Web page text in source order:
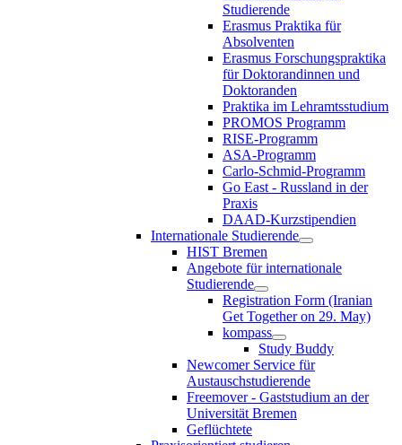
Studierende
Erasmus Praktika für
Absolventen
Erasmus Forschungspraktika
für Doktorandinnen und
Doktoranden
Praktika im Lehramtsstudium
PROMOS Programm
RISE-Programm
ASA-Programm
Carlo-Schmid-Programm
Go East - Russland in der
Praxis
DAAD-Kurzstipendien
Internationale Studierende
HIST Bremen
Angebote für internationale
Studierende
Registration Form (Iranian
Get Together on 29. May)
kompass
Study Buddy
Newcomer Service für
Austauschstudierende
Freemover - Gaststudium an der
Universität Bremen
Geflüchtete